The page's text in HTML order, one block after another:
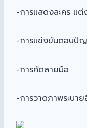
-การแสดงละคร แต่
-การแข่งขันตอบปั
-การคัดลายมือ
-การวาดภาพระบาย